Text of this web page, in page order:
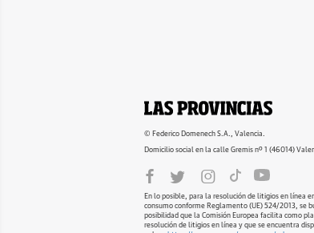
© Federico Domenech S.A., Valencia.
Domicilio social en la calle Gremis nº 1 (46014)
En lo posible, para la resolución de litigios en línea
consumo conforme Reglamento (UE) 524/2013, se
posibilidad que la Comisión Europea facilita como
resolución de litigios en línea y que se encuentra